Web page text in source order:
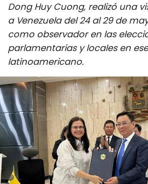
CULTURA -
INTERNACIONAL
DEPORTES
VIAJES
PUENTE DE
HISTORIAS
FOTOGRAFÍA
Dong Huy Cuong, realizó una
a Venezuela del 24 al 29 de
como observador en las
parlamentarias y locales en
latinoamericano.